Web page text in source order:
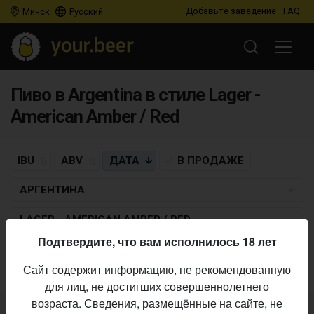
Минск Русский Добавьте заведение FAQ
Пиво в Argentina в стиле Lager -
American Amber / Red
IBU ABV ДАТА В ПРОДАЖЕ
АРГЕНТИНА
LAGER - AMERICAN AMBER / RED
Пиво по заданным критериям не найдено
Подтвердите, что вам исполнилось 18 лет
Сайт содержит информацию, не рекомендованную
для лиц, не достигших совершеннолетнего
возраста. Сведения, размещённые на сайте, не